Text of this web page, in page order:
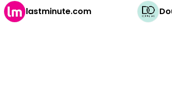
lastminute.com